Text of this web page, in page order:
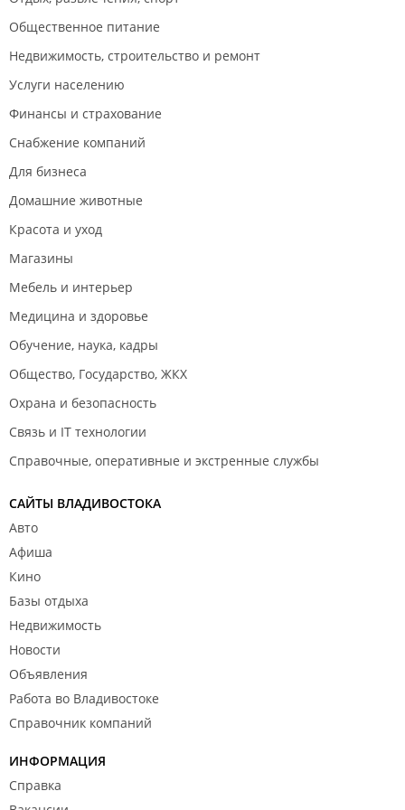
Общественное питание
Недвижимость, строительство и ремонт
Услуги населению
Финансы и страхование
Снабжение компаний
Для бизнеса
Домашние животные
Красота и уход
Магазины
Мебель и интерьер
Медицина и здоровье
Обучение, наука, кадры
Общество, Государство, ЖКХ
Охрана и безопасность
Связь и IT технологии
Справочные, оперативные и экстренные службы
САЙТЫ ВЛАДИВОСТОКА
Авто
Афиша
Кино
Базы отдыха
Недвижимость
Новости
Объявления
Работа во Владивостоке
Справочник компаний
ИНФОРМАЦИЯ
Справка